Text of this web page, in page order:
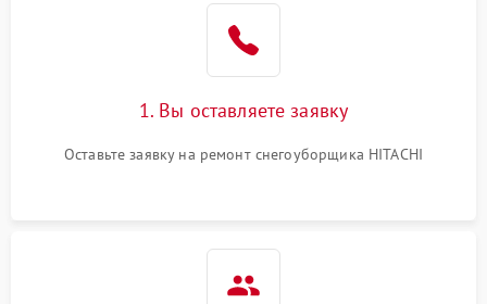
1. Вы оставляете заявку
Оставьте заявку на ремонт снегоуборщика HITACHI